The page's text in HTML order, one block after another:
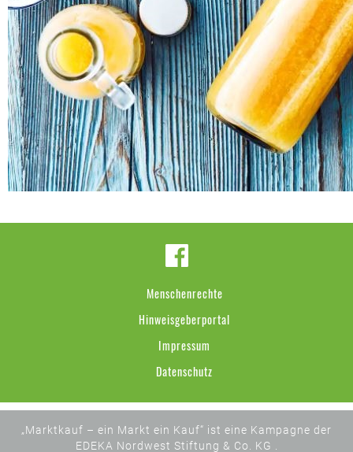
Menschenrechte
Hinweisgeberportal
Impressum
Datenschutz
„Marktkauf – ein Markt ein Kauf“ ist eine Kampagne der
EDEKA Nordwest Stiftung & Co. KG .